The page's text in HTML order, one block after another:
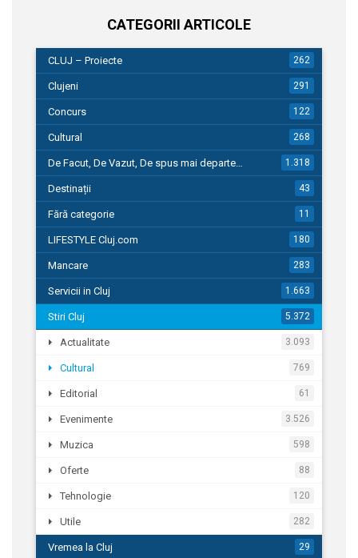
CATEGORII ARTICOLE
CLUJ – Proiecte 262
Clujeni 291
Concurs 122
Cultural 268
De Facut, De Vazut, De spus mai departe… 1.318
Destinații 43
Fără categorie 11
LIFESTYLE Cluj.com 180
Mancare 283
Servicii in Cluj 1.663
Stiri Cluj 5.372
Actualitate 3.093
Cultural 769
Editorial 61
Evenimente 3.526
Muzica 598
Oferte 88
Tehnologie 120
Utile 282
Vremea la Cluj 29